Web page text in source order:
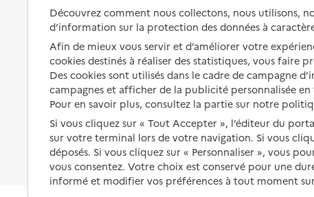
santé
Organiser à l'avance sa propre
protection
Les mesures de protection
Les obligations de la famille
Les politiques du grand âge
Solutions d'accueil temporaire
Partager son logement
Vivre à domicile avec une
maladie ou un handicap
Être hospitalisé
Fin de vie à domicile
Découvrez comment nous collectons, nous utilisons,
d’information sur la protection des données à
Afin de mieux vous servir et d’améliorer votre
cookies destinés à réaliser des statistiques, vous
Des cookies sont utilisés dans le cadre de campagne
campagnes et afficher de la publicité personnalisée
Pour en savoir plus, consultez la partie sur notre
Si vous cliquez sur « Tout Accepter », l’éditeur du
sur votre terminal lors de votre navigation. Si vous
déposés. Si vous cliquez sur « Personnaliser », vous
vous consentez. Votre choix est conservé pour une
informé et modifier vos préférences à tout moment sur